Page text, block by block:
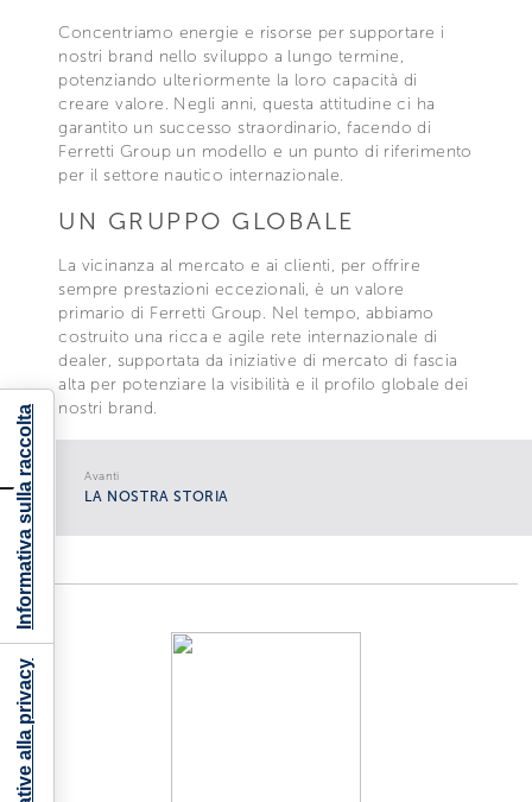
Concentriamo energie e risorse per supportare i
nostri brand nello sviluppo a lungo termine,
potenziando ulteriormente la loro capacità di
creare valore. Negli anni, questa attitudine ci ha
garantito un successo straordinario, facendo di
Ferretti Group un modello e un punto di riferimento
per il settore nautico internazionale.
UN GRUPPO GLOBALE
La vicinanza al mercato e ai clienti, per offrire
sempre prestazioni eccezionali, è un valore
primario di Ferretti Group. Nel tempo, abbiamo
costruito una ricca e agile rete internazionale di
dealer, supportata da iniziative di mercato di fascia
alta per potenziare la visibilità e il profilo globale dei
nostri brand.
Avanti
LA NOSTRA STORIA
Informativa sulla raccolta